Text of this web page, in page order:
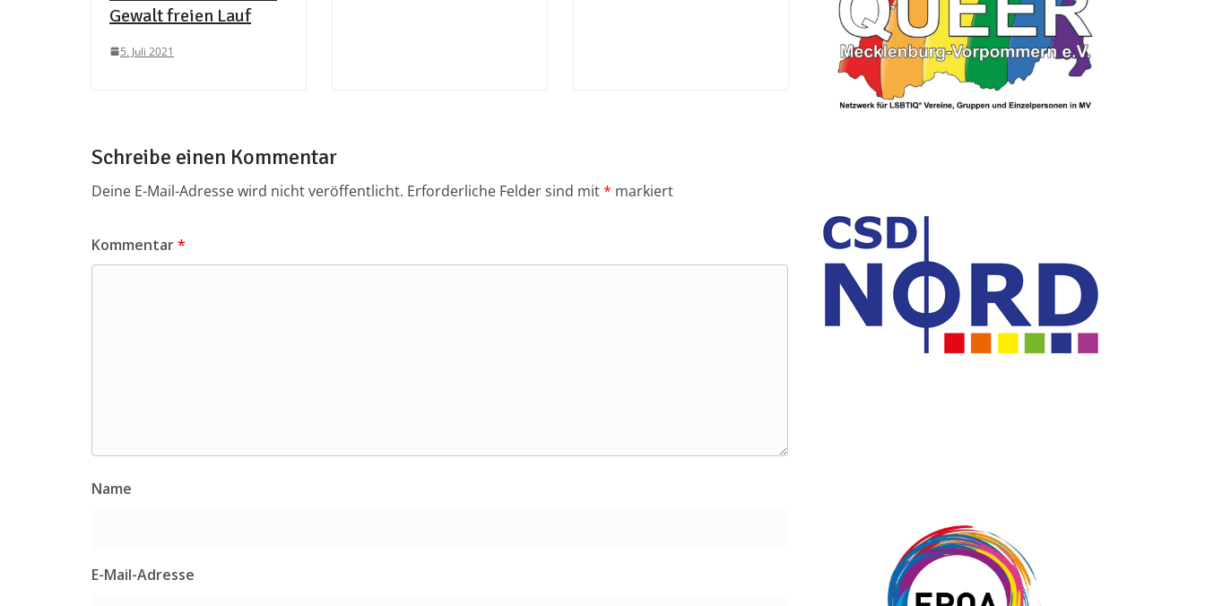
Gewalt freien Lauf
5. Juli 2021
Schreibe einen Kommentar
Deine E-Mail-Adresse wird nicht veröffentlicht. Erforderliche Felder sind mit* markiert
Kommentar*
Name
E-Mail-Adresse